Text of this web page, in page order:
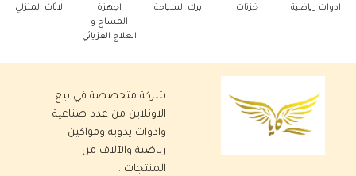
خزنات برك السباحة
اجهزة
العلاج الفزيائي
الاثاث المنزلي ادوات
شركة متخصصة في بيع
الاونلاين من عدد صناعية
وادوات يدوية ومواكين
رياضية والآلاف من
المنتجات .